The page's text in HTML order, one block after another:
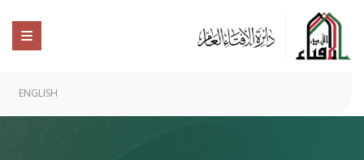
ENGLISH